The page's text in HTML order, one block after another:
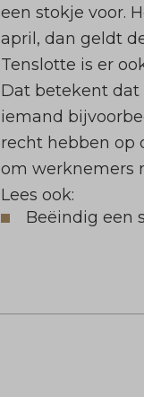
een stokje voor.
april, dan geldt
Tenslotte is er
Dat betekent
iemand
recht hebben op
om werknemers
Lees ook:
Beëindig een